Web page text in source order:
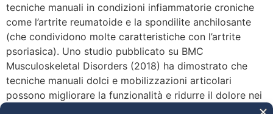
tecniche manuali in condizioni infiammatorie croniche
come l’artrite reumatoide e la spondilite anchilosante
(che condividono molte caratteristiche con l’artrite
psoriasica). Uno studio pubblicato su BMC
Musculoskeletal Disorders (2018) ha dimostrato che
tecniche manuali dolci e mobilizzazioni articolari
possono migliorare la funzionalità e ridurre il dolore nei